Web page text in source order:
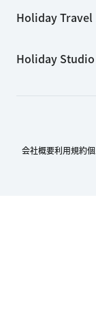
Holiday Travel
Holiday Studio
会社概要利用規約